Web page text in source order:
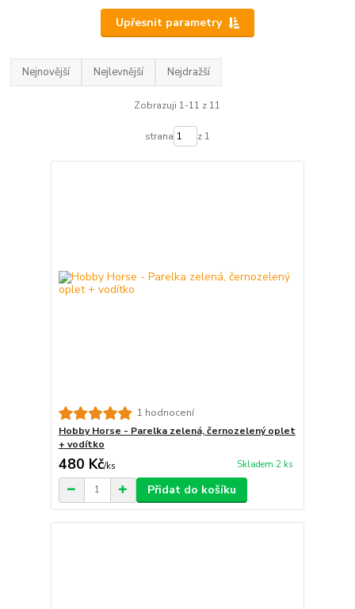
Upřesnit parametry
Nejnovější Nejlevnější Nejdražší
Zobrazuji 1-11 z 11
strana z 1
1 hodnocení
Hobby Horse - Parelka zelená, černozelený oplet
+ vodítko
480 Kč/ks Skladem 2 ks
Přidat do košíku